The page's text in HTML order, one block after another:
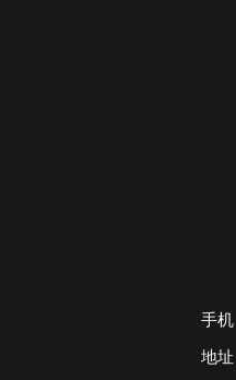
手
地